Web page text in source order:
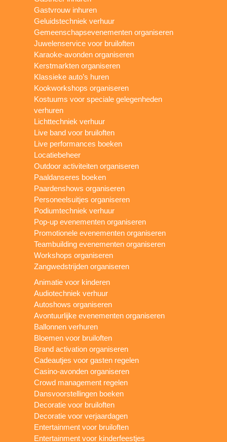
Gastvrouw inhuren
Geluidstechniek verhuur
Gemeenschapsevenementen organiseren
Juwelenservice voor bruiloften
Karaoke-avonden organiseren
Kerstmarkten organiseren
Klassieke auto’s huren
Kookworkshops organiseren
Kostuums voor speciale gelegenheden
verhuren
Lichttechniek verhuur
Live band voor bruiloften
Live performances boeken
Locatiebeheer
Outdoor activiteiten organiseren
Paaldanseres boeken
Paardenshows organiseren
Personeelsuitjes organiseren
Podiumtechniek verhuur
Pop-up evenementen organiseren
Promotionele evenementen organiseren
Teambuilding evenementen organiseren
Workshops organiseren
Zangwedstrijden organiseren
Animatie voor kinderen
Audiotechniek verhuur
Autoshows organiseren
Avontuurlijke evenementen organiseren
Ballonnen verhuren
Bloemen voor bruiloften
Brand activation organiseren
Cadeautjes voor gasten regelen
Casino-avonden organiseren
Crowd management regelen
Dansvoorstellingen boeken
Decoratie voor bruiloften
Decoratie voor verjaardagen
Entertainment voor bruiloften
Entertainment voor kinderfeestjes